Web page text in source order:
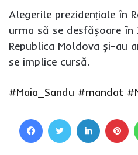
Alegerile prezidențiale în
urma să se desfășoare
Republica Moldova și-au
se implice cursă.
#Maia_Sandu #mandat
FacebookTwitter LinkedIn